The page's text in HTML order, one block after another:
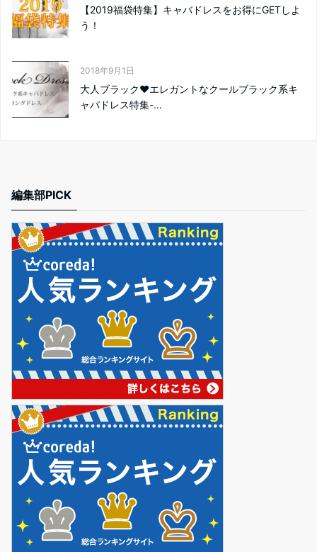
【2019福袋特集】キャバドレスをお得にGETしよ
う！
2018年9月1日
大人ブラック❤エレガントなクールブラック系キ
ャバドレス特集-...
編集部PICK